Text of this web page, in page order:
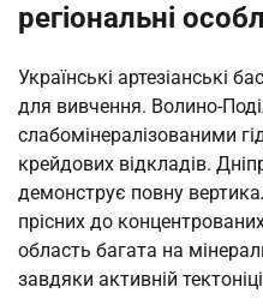
регіональні
Українські артезіанські
для вивчення. Волино-
слабомінералізованими
крейдових відкладів.
демонструє повну
прісних до
область багата на
завдяки активній